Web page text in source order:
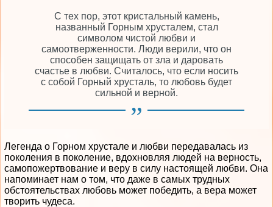
С тех пор, этот кристальный камень,
названный Горным хрусталем, стал
символом чистой любви и
самоотверженности. Люди верили, что он
способен защищать от зла и даровать
счастье в любви. Считалось, что если носить
с собой Горный хрусталь, то любовь будет
сильной и верной.
Легенда о Горном хрустале и любви передавалась из
поколения в поколение, вдохновляя людей на верность,
самопожертвование и веру в силу настоящей любви. Она
напоминает нам о том, что даже в самых трудных
обстоятельствах любовь может победить, а вера может
творить чудеса.